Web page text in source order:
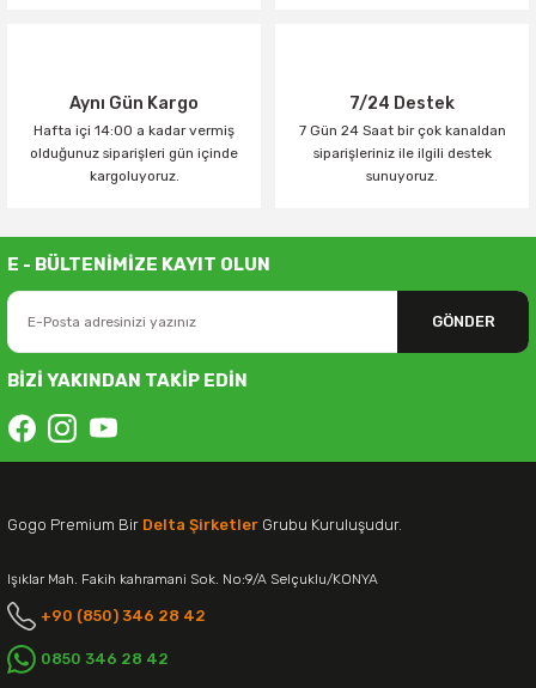
Aynı Gün Kargo
Hafta içi 14:00 a kadar vermiş
olduğunuz siparişleri gün içinde
kargoluyoruz.
7/24 Destek
7 Gün 24 Saat bir çok kanaldan
siparişleriniz ile ilgili destek
sunuyoruz.
E - BÜLTENİMİZE KAYIT OLUN
GÖNDER
BİZİ YAKINDAN TAKİP EDİN
Gogo Premium Bir Delta Şirketler Grubu Kuruluşudur.
Işıklar Mah. Fakih kahramani Sok. No:9/A Selçuklu/KONYA
+90 (850) 346 28 42
0850 346 28 42